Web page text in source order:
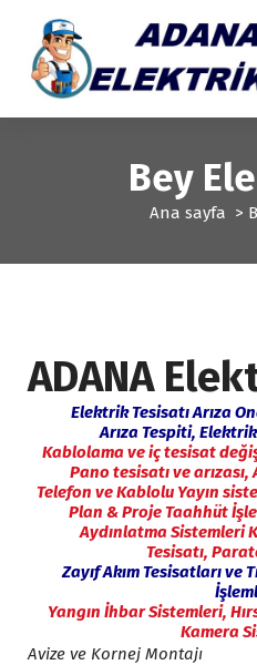
Bey
Ana sayfa >
ADANA
Elektrik Tesisatı Arıza
Arıza Tespiti,
Kablolama ve iç tesisat
Pano tesisatı ve arızası,
Telefon ve Kablolu Yayın
Plan & Proje Taahhüt
Aydınlatma Sistemleri
Tesisatı,
Zayıf Akım Tesisatları ve
Yangın İhbar Sistemleri,
Kamera
Avize ve Kornej Montajı